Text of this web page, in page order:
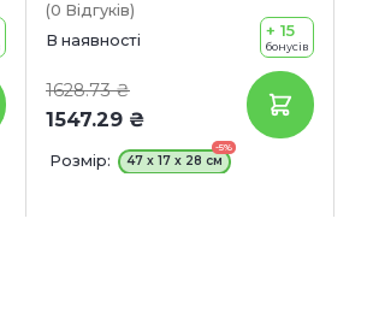
(0 Відгуків)
В наявності
1628.73 ₴
1547.29 ₴
+ 15
бонусів
Розмір:
-5%
47 x 17 x 28 см